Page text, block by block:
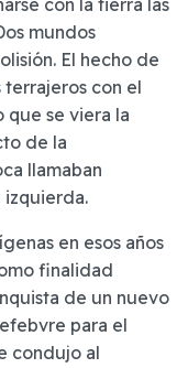
con la tierra las
mundos
El hecho de
con el
que se viera la
de la
llamaban
izquierda.
en esos años
finalidad
de un nuevo
para el
condujo al